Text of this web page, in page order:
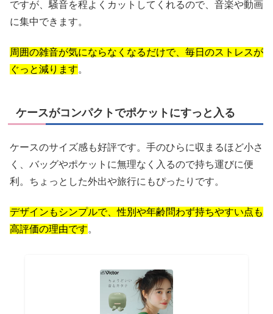
ですが、騒音を程よくカットしてくれるので、音楽や動画
に集中できます。
周囲の雑音が気にならなくなるだけで、毎日のストレスが
ぐっと減ります。
ケースがコンパクトでポケットにすっと入る
ケースのサイズ感も好評です。手のひらに収まるほど小さ
く、バッグやポケットに無理なく入るので持ち運びに便
利。ちょっとした外出や旅行にもぴったりです。
デザインもシンプルで、性別や年齢問わず持ちやすい点も
高評価の理由です。